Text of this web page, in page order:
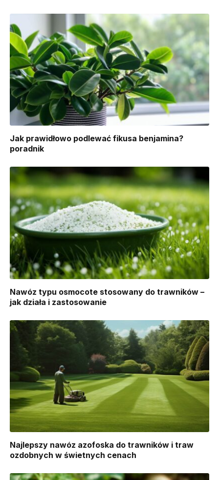
Jak prawidłowo podlewać fikusa benjamina?
poradnik
Nawóz typu osmocote stosowany do trawników –
jak działa i zastosowanie
Najlepszy nawóz azofoska do trawników i traw
ozdobnych w świetnych cenach